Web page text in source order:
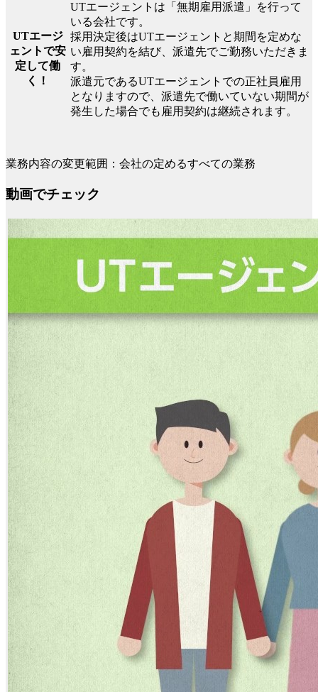
UTエージ
ェントで安
定して働
く！
UTエージェントは「無期雇用派遣」を行って
いる会社です。
採用決定後はUTエージェントと期間を定めな
い雇用契約を結び、派遣先でご勤務いただきま
す。
派遣元であるUTエージェントでの正社員雇用
となりますので、派遣先で働いていない期間が
発生した場合でも雇用契約は継続されます。
業務内容の変更範囲：会社の定めるすべての業務
動画でチェック